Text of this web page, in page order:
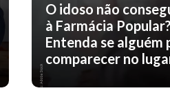
O idoso não
à Farmácia Popular?
Entenda se alguém
comparecer no